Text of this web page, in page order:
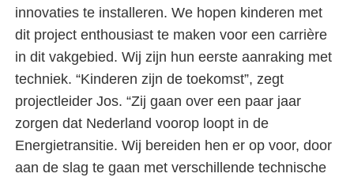
innovaties te installeren. We hopen kinderen met
dit project enthousiast te maken voor een carrière
in dit vakgebied. Wij zijn hun eerste aanraking met
techniek. “Kinderen zijn de toekomst”, zegt
projectleider Jos. “Zij gaan over een paar jaar
zorgen dat Nederland voorop loopt in de
Energietransitie. Wij bereiden hen er op voor, door
aan de slag te gaan met verschillende technische